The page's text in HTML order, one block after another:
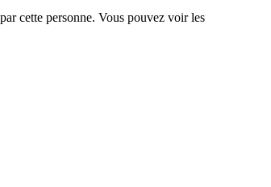
cette personne. Vous pouvez voir les